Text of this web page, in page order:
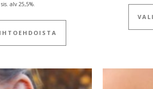
Voit tehdä valinnat tuotteen sivulla.
sis. alv 25,5%.
Tällä tuotteella on